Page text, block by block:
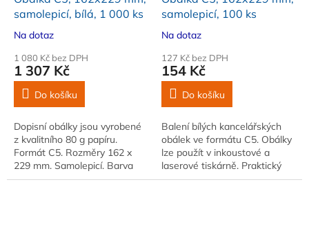
samolepicí, bílá, 1 000 ks
Na dotaz
1 080 Kč bez DPH
1 307 Kč
Do košíku
Dopisní obálky jsou vyrobené
z kvalitního 80 g papíru.
Formát C5. Rozměry 162 x
229 mm. Samolepicí. Barva
bílá. Balení 1 000 ks
samolepicí, 100 ks
Na dotaz
127 Kč bez DPH
154 Kč
Do košíku
Balení bílých kancelářských
obálek ve formátu C5. Obálky
lze použít v inkoustové a
laserové tiskárně. Praktický
samolepicí proužek pro